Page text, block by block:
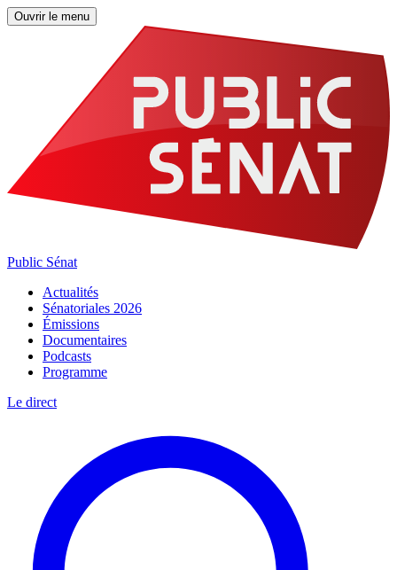
Ouvrir le menu
Public Sénat
Actualités
Sénatoriales 2026
Émissions
Documentaires
Podcasts
Programme
Le direct